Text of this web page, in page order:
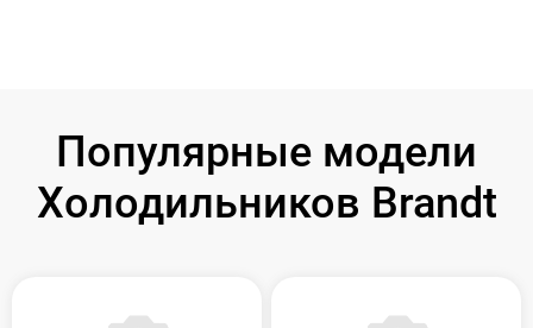
Популярные модели
Холодильников Brandt